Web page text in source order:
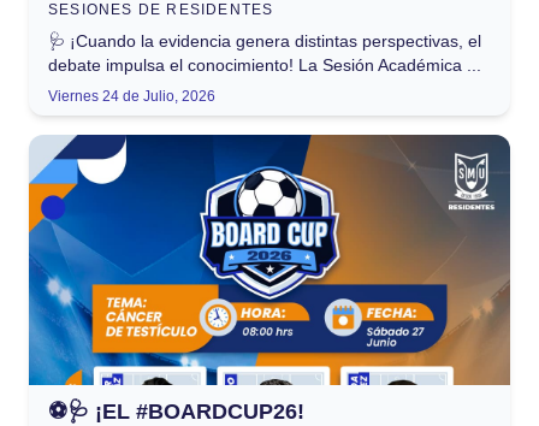
SESIONES DE RESIDENTES
🩺 ¡Cuando la evidencia genera distintas perspectivas, el
debate impulsa el conocimiento! La Sesión Académica ...
Viernes 24 de Julio, 2026
⚽🩺 ¡EL #BOARDCUP26!